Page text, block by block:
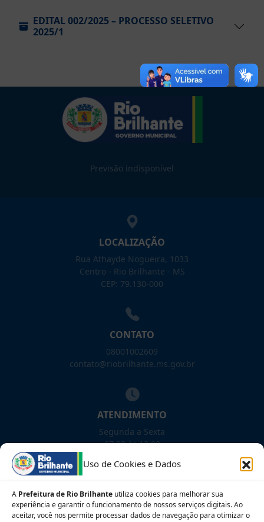
Uso de Cookies e Dados
A Prefeitura de Rio Brilhante utiliza cookies para melhorar sua
experiência e garantir o funcionamento de nossos serviços digitais. Ao
aceitar, você nos permite processar dados de navegação para otimizar o
EDITAL 002/2025 – PROCESSO SELETIVO
2025/1
Previsão indisponível
LOCALIZAÇÃO
Rua Athayde Nogueira, 1033
Centro - Rio Brilhante - MS
CEP: 79.130-000
CONTATO
08001002609
contato@riobrilhante.ms.gov.br
ATENDIMENTO
Segunda a Sexta
07:00 às 13:00
NOSSAS REDES!